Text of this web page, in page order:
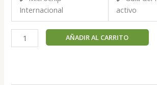
Internacional
activo
Jason
-
AÑADIR AL CARRITO